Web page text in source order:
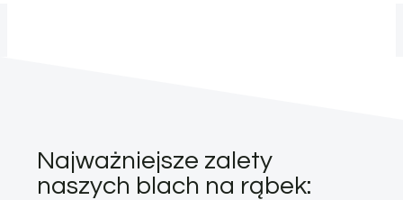
Najważniejsze zalety
naszych blach na rąbek: